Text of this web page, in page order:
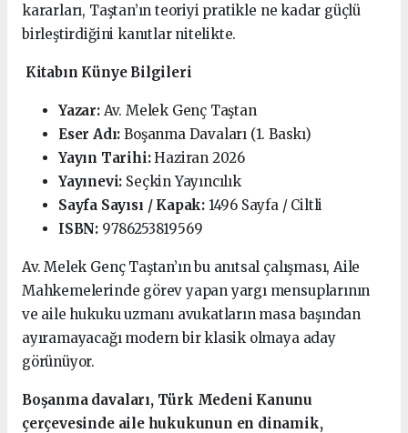
kararları, Taştan’ın teoriyi pratikle ne kadar güçlü
birleştirdiğini kanıtlar nitelikte.
Kitabın Künye Bilgileri
Yazar:Av. Melek Genç Taştan
Eser Adı: Boşanma Davaları (1. Baskı)
Yayın Tarihi:Haziran 2026
Yayınevi: Seçkin Yayıncılık
Sayfa Sayısı / Kapak:1496 Sayfa / Ciltli
ISBN: 9786253819569
Av. Melek Genç Taştan’ın bu anıtsal çalışması, Aile
Mahkemelerinde görev yapan yargı mensuplarının
ve aile hukuku uzmanı avukatların masa başından
ayıramayacağı modern bir klasik olmaya aday
görünüyor.
Boşanma davaları, Türk Medeni Kanunu
çerçevesinde aile hukukunun en dinamik,